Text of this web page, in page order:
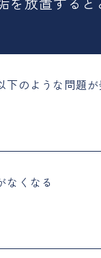
のような問題が
なくなる